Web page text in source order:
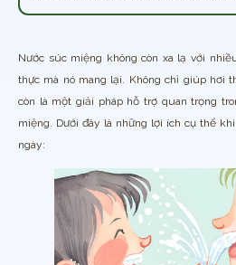
Nước súc miệng không còn xa lạ với
thực mà nó mang lại. Không chỉ giúp hơi
còn là một giải pháp hỗ trợ quan trọng
miệng. Dưới đây là những lợi ích cụ thể
ngày: